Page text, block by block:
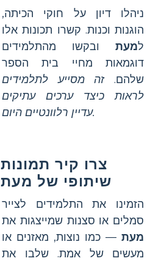
ניהלו דיון על חוקי הכיתה,
הוגנות וכנות. קשרו תכונות אלו
למעת ובקשו מהתלמידים
דוגמאות מחיי בית הספר
שלהם.זה מסייע לתלמידים
לראות כיצד ערכים עתיקים
עדיין רלוונטיים היום.
צרו קיר תמונות
שיתופי של מעת
הזמינו את התלמידים לצייר
סמלים או סצנות שמייצגות את
מעת — כמו נוצות, מאזנים או
מעשים של אמת. שלבו את